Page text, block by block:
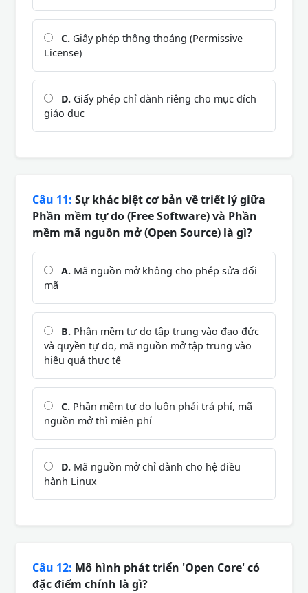
C. Giấy phép thông thoáng (Permissive
License)
D. Giấy phép chỉ dành riêng cho mục đích
giáo dục
Câu 11: Sự khác biệt cơ bản về triết lý giữa
Phần mềm tự do (Free Software) và Phần
mềm mã nguồn mở (Open Source) là gì?
A. Mã nguồn mở không cho phép sửa đổi
mã
B. Phần mềm tự do tập trung vào đạo đức
và quyền tự do, mã nguồn mở tập trung vào
hiệu quả thực tế
C. Phần mềm tự do luôn phải trả phí, mã
nguồn mở thì miễn phí
D. Mã nguồn mở chỉ dành cho hệ điều
hành Linux
Câu 12: Mô hình phát triển 'Open Core' có
đặc điểm chính là gì?